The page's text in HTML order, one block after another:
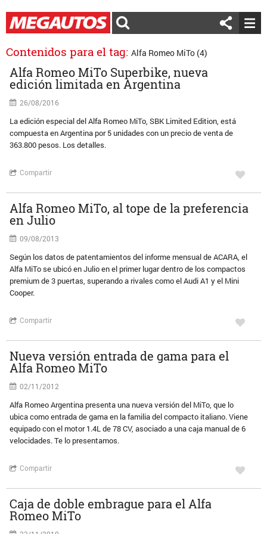
Contenidos para el tag: Alfa Romeo MiTo (4)
Alfa Romeo MiTo Superbike, nueva
edición limitada en Argentina
26/08/2016
La edición especial del Alfa Romeo MiTo, SBK Limited Edition, está
compuesta en Argentina por 5 unidades con un precio de venta de
363.800 pesos. Los detalles.
Compartir
Alfa Romeo MiTo, al tope de la preferencia
en Julio
09/08/2013
Según los datos de patentamientos del informe mensual de ACARA, el
Alfa MiTo se ubicó en Julio en el primer lugar dentro de los compactos
premium de 3 puertas, superando a rivales como el Audi A1 y el Mini
Cooper.
Compartir
Nueva versión entrada de gama para el
Alfa Romeo MiTo
02/11/2012
Alfa Romeo Argentina presenta una nueva versión del MiTo, que lo
ubica como entrada de gama en la familia del compacto italiano. Viene
equipado con el motor 1.4L de 78 CV, asociado a una caja manual de 6
velocidades. Te lo presentamos.
Compartir
Caja de doble embrague para el Alfa
Romeo MiTo